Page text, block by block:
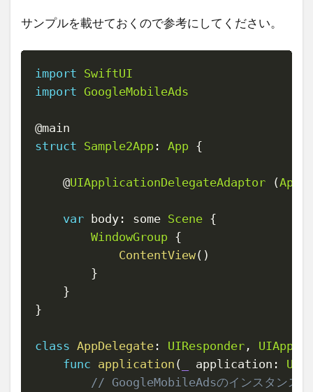
サンプルを載せておくので参考にしてください。
import SwiftUI
import GoogleMobileAds
struct Sample2App : App {
    @
UIApplicationDelegateAdaptor (
var body : some Scene {
WindowGroup {
ContentView( )
}
}
}
class AppDelegate : UIResponder ,
func application ( application :
// GoogleMobileAdsのインスタンスを